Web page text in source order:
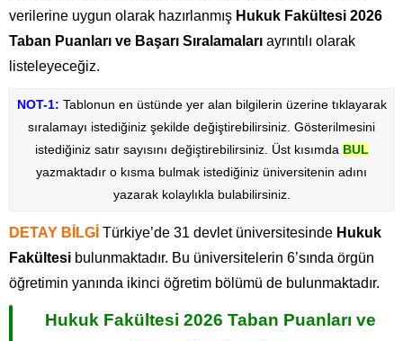
verilerine uygun olarak hazırlanmış Hukuk Fakültesi 2026
Taban Puanları ve Başarı Sıralamaları ayrıntılı olarak
listeleyeceğiz.
NOT-1: Tablonun en üstünde yer alan bilgilerin üzerine tıklayarak
sıralamayı istediğiniz şekilde değiştirebilirsiniz. Gösterilmesini
istediğiniz satır sayısını değiştirebilirsiniz. Üst kısımda BUL
yazmaktadır o kısma bulmak istediğiniz üniversitenin adını
yazarak kolaylıkla bulabilirsiniz.
DETAY BİLGİ Türkiye’de 31 devlet üniversitesinde Hukuk
Fakültesi bulunmaktadır. Bu üniversitelerin 6’sında örgün
öğretimin yanında ikinci öğretim bölümü de bulunmaktadır.
Hukuk Fakültesi 2026 Taban Puanları ve